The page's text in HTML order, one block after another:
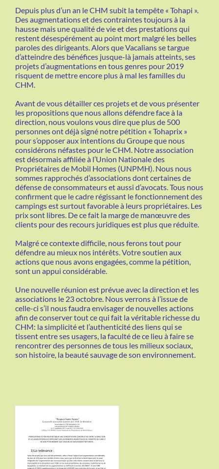
Depuis plus d’un an le CHM subit la tempête « Tohapi ».
Des augmentations et des contraintes toujours à la
hausse mais une qualité de vie et des prestations qui
restent désespérément au point mort malgré les belles
paroles des dirigeants. Alors que Vacalians se targue
d’atteindre des bénéfices jusque-là jamais atteints, ses
projets d’augmentations en tous genres pour 2019
risquent de mettre encore plus à mal les familles du
CHM.
Avant de vous détailler ces projets et de vous présenter
les propositions que nous allons défendre face à la
direction, nous voulons vous dire que plus de 500
personnes ont déjà signé notre pétition « Tohaprix »
pour s’opposer aux intentions du Groupe que nous
considérons néfastes pour le CHM. Notre association
est désormais affiliée à l’Union Nationale des
Propriétaires de Mobil Homes (UNPMH). Nous nous
sommes rapprochés d’associations dont certaines de
défense de consommateurs et aussi d’avocats. Tous nous
confirment que le cadre régissant le fonctionnement des
campings est surtout favorable à leurs propriétaires. Les
prix sont libres. De ce fait la marge de manœuvre des
clients pour des recours juridiques est plus que réduite.
Malgré ce contexte difficile, nous ferons tout pour
défendre au mieux nos intérêts. Votre soutien aux
actions que nous avons engagées, comme la pétition,
sont un appui considérable.
Une nouvelle réunion est prévue avec la direction et les
associations le 23 octobre. Nous verrons à l’issue de
celle-ci s’il nous faudra envisager de nouvelles actions
afin de conserver tout ce qui fait la véritable richesse du
CHM: la simplicité et l’authenticité des liens qui se
tissent entre ses usagers, la faculté de ce lieu à faire se
rencontrer des personnes de tous les milieux sociaux,
son histoire, la beauté sauvage de son environnement.